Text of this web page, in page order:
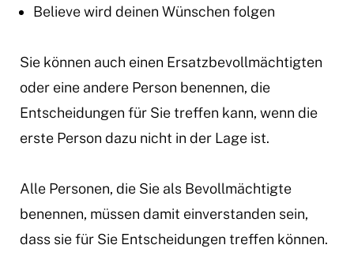
Believe wird deinen Wünschen folgen
Sie können auch einen Ersatzbevollmächtigten
oder eine andere Person benennen, die
Entscheidungen für Sie treffen kann, wenn die
erste Person dazu nicht in der Lage ist.
Alle Personen, die Sie als Bevollmächtigte
benennen, müssen damit einverstanden sein,
dass sie für Sie Entscheidungen treffen können.